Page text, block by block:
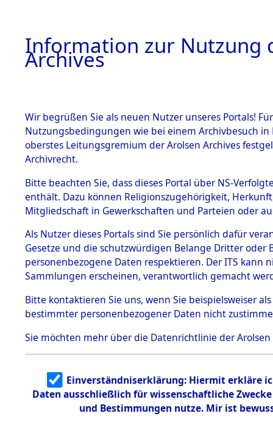
BESTÄNDE
1.
mente
5. Verschiedenes
5.3
Todesmärsche
5.3.1 Alliierte
Erhebungen
zu
Todesmärsch
en
5.3.2
Identifizierun
g
5.3.3
Todesmärsch
Dead -
Branch -
0007
Information zur Nutzung
Archives
Wir begrüßen Sie als neuen Nutzer unseres Portals!
Nutzungsbedingungen wie bei einem Archivbesuch
oberstes Leitungsgremium der Arolsen Archives
Archivrecht.
Bitte beachten Sie, dass dieses Portal über NS-
enthält. Dazu können Religionszugehörigkeit,
Mitgliedschaft in Gewerkschaften und Parteien oder
Als Nutzer dieses Portals sind Sie persönlich dafür
Gesetze und die schutzwürdigen Belange Dritter
personenbezogene Daten respektieren. Der ITS
Sammlungen erscheinen, verantwortlich gemacht
Bitte kontaktieren Sie uns, wenn Sie beispielsweiser
bestimmter personenbezogener Daten nicht
Sie möchten mehr über die Datenrichtlinie der Arolsen
Einverständniserklärung: Hiermit erkläre
Daten ausschließlich für wissenschaftliche
und Bestimmungen nutze. Mir ist